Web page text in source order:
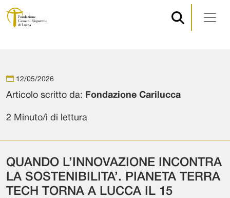
Navigazione principale
12/05/2026
Articolo scritto da: Fondazione Carilucca
2 Minuto/i di lettura
QUANDO L’INNOVAZIONE INCONTRA
LA SOSTENIBILITA’. PIANETA TERRA
TECH TORNA A LUCCA IL 15